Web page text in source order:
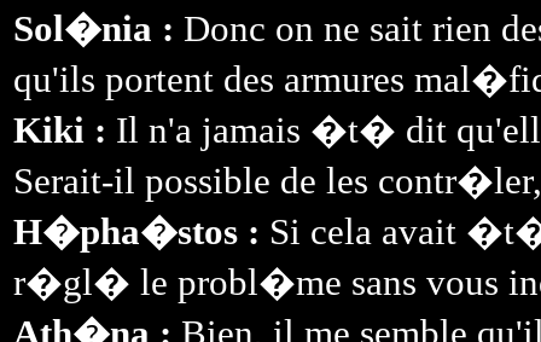
Sol�nia : Donc on ne sait rien
qu'ils portent des armures
Kiki : Il n'a jamais �t� dit
Serait-il possible de les
H�pha�stos : Si cela avait �t�
r�gl� le probl�me sans vous
Ath�na : Bien, il me semble